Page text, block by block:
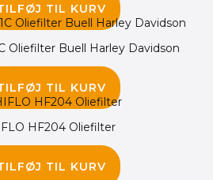
TIL KURV
Oliefilter Buell Harley Davidson
TIL KURV
HF204 Oliefilter
TIL KURV